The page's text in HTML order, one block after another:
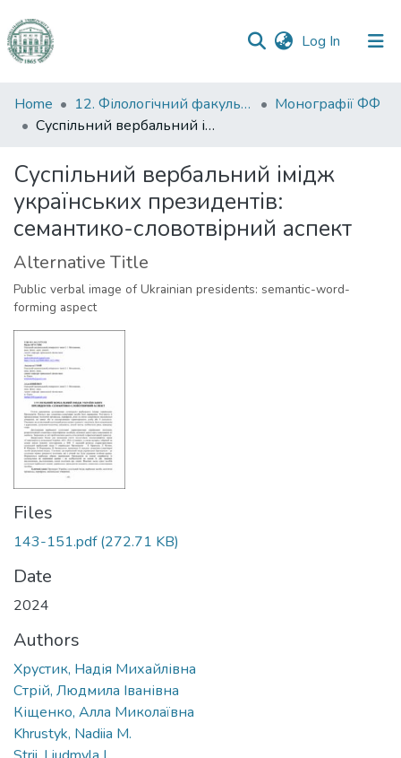
Log In (current)
Communities
&
All of DSpace
Statistics
Home 12. Філологічний факультет
Монографії ФФ
Суспільний вербальний імідж українських президентів: семантико-словотвірний аспект
Суспільний вербальний імідж
українських президентів:
семантико-словотвірний аспект
Alternative Title
Public verbal image of Ukrainian presidents: semantic-word-
forming aspect
Files
143-151.pdf(272.71 KB)
Date
2024
Authors
Хрустик, Надія Михайлівна
Стрій, Людмила Іванівна
Кіщенко, Алла Миколаївна
Khrustyk, Nadiia M.